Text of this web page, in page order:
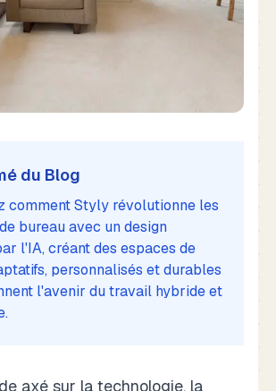
du Blog
comment Styly révolutionne les
bureau avec un design
l'IA, créant des espaces de
personnalisés et durables
l'avenir du travail hybride et
axé sur la technologie, la